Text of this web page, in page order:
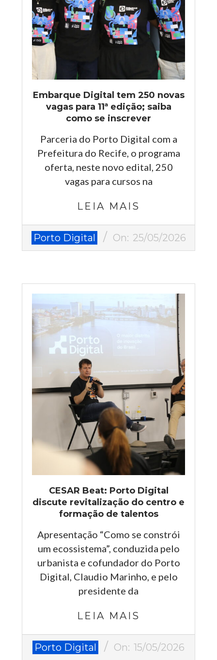
Embarque Digital tem 250 novas
vagas para 11ª edição; saiba
como se inscrever
Parceria do Porto Digital com a
Prefeitura do Recife, o programa
oferta, neste novo edital, 250
vagas para cursos na
LEIA MAIS
2026-
05-
Porto Digital On: 25/05/2026
CESAR Beat: Porto Digital
discute revitalização do centro e
formação de talentos
Apresentação “Como se constrói
um ecossistema”, conduzida pelo
urbanista e cofundador do Porto
Digital, Claudio Marinho, e pelo
presidente da
LEIA MAIS
2026-
05-
Porto Digital On: 15/05/2026